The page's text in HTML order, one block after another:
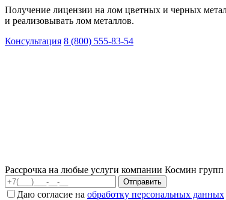
Получение лицензии на лом цветных и черных
и реализовывать лом металлов.
Консультация 8 (800) 555-83-54
Рассрочка на любые услуги компании Космин групп
Даю согласие на обработку персональных данных